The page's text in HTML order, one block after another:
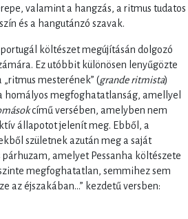
valamint a hangzás, a ritmus tudatos
és a hangutánzó szavak.
költészet megújításán dolgozó
Ez utóbbit különösen lenyűgözte
„ritmus mesterének” (grande ritmista)
homályos megfoghatatlanság, amellyel
című versében, amelyben nem
állapotot jelenít meg. Ebből, a
születnek azután meg a saját
amelyet Pessanha költészete
megfoghatatlan, semmihez sem
az éjszakában...” kezdetű versben: